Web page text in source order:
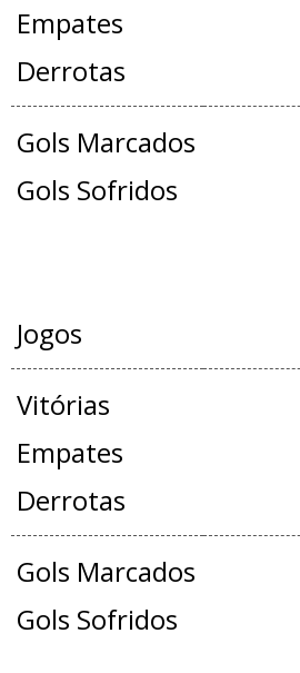
Empates
Derrotas
Gols Marcados
Gols Sofridos
Jogos
Vitórias
Empates
Derrotas
Gols Marcados
Gols Sofridos